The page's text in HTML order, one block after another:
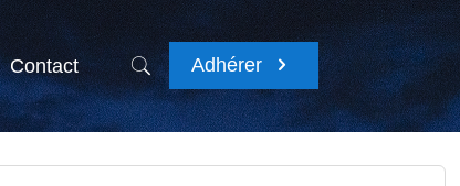
Contact Adhérer